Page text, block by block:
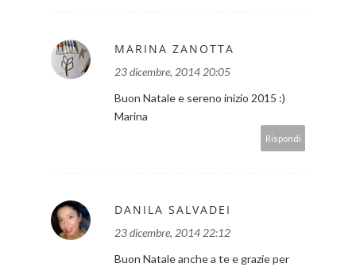
MARINA ZANOTTA
23 dicembre, 2014 20:05
Buon Natale e sereno inizio 2015 :)
Marina
Rispondi
DANILA SALVADEI
23 dicembre, 2014 22:12
Buon Natale anche a te e grazie per